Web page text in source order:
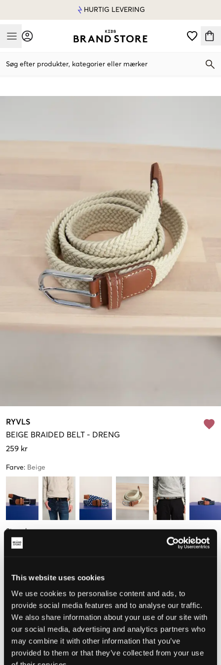
This website uses cookies
We use cookies to personalise content and ads, to
provide social media features and to analyse our traffic.
We also share information about your use of our site with
our social media, advertising and analytics partners who
may combine it with other information that you’ve
provided to them or that they’ve collected from your use
HURTIG LEVERING
Mobile Menu
Søg efter produkter, kategorier eller mærker
RYVLS
BEIGE BRAIDED BELT - DRENG
259 kr
Farve: Beige
Størrelse
Opfattet størrelse
STØRRELSESGUIDE
VÆLG EN STØRRELSE